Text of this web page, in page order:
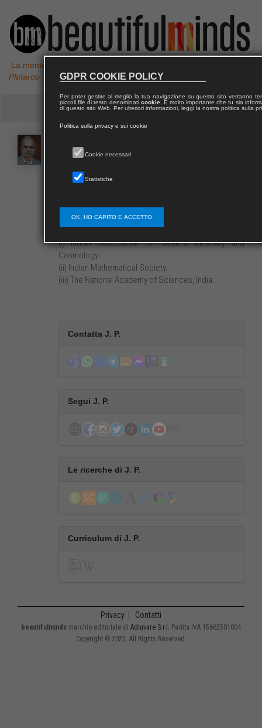
La mente non è un vaso da riempire, ma un fuoco da accendere,
Plutarco
J. P.SINGH
J.P. Singh is currently a professor and head in the
executive council at A.P.S. University, Rewa. His fields
of interest are: General Relativity and Cosmology.
Singh is a member of Academic Bodies:
(i) Indian Association for General Relativity and
Cosmology;
(ii) Indian Mathematical Society;
(iii) The National Academy of Sciences, India.
Contatta J. P.
Segui J. P.
Le ricerche di J. P.
Curriculum di J. P.
Privacy Contatti
beautifulminds marchio editoriale di Adiuvare S.r.l. Partita IVA 15662501004
Copyright © 2025. All Rights Reserved.
GDPR COOKIE POLICY
Per poter gestire al meglio la tua navigazione su questo sito verranno
piccoli file di testo denominati cookie. È molto importante che tu sia
di questo sito Web. Per ulteriori informazioni, leggi la nostra politica sulla
Politica sulla privacy e sui cookie
Cookie necessari
Statistiche
OK, HO CAPITO E ACCETTO